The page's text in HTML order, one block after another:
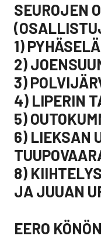
SEUROJEN
1)
2)
3)
4) LIPERIN
5)
6) LIEKSAN
8)
JA JUUAN
EERO